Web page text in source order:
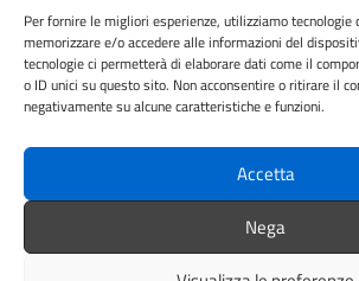
Per fornire le migliori esperienze, utilizziamo tecnologie
memorizzare e/o accedere alle informazioni del
tecnologie ci permetterà di elaborare dati come il
o ID unici su questo sito. Non acconsentire o ritirare il
negativamente su alcune caratteristiche e funzioni.
Accetta
Nega
Informativa privacy
Cookie Policy (UE)
Social Media Policy
Note legali
SEGUICI SU
Facebook YouTube